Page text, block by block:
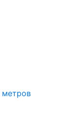
метров